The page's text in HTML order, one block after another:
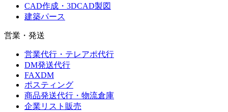
CAD作成・3DCAD製図
建築パース
営業・発送
営業代行・テレアポ代行
DM発送代行
FAXDM
ポスティング
商品発送代行・物流倉庫
企業リスト販売